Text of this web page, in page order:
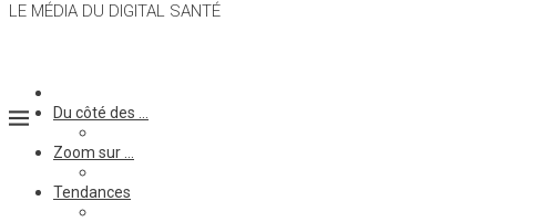
LE MÉDIA DU DIGITAL SANTÉ
Du côté des …
Zoom sur …
Tendances